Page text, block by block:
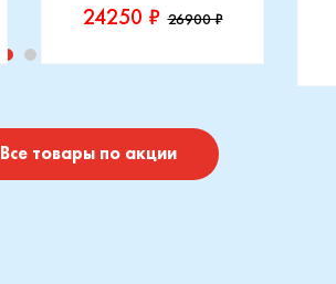
24250 ₽ 26900 ₽
Производитель::
Купить
Все товары по акции